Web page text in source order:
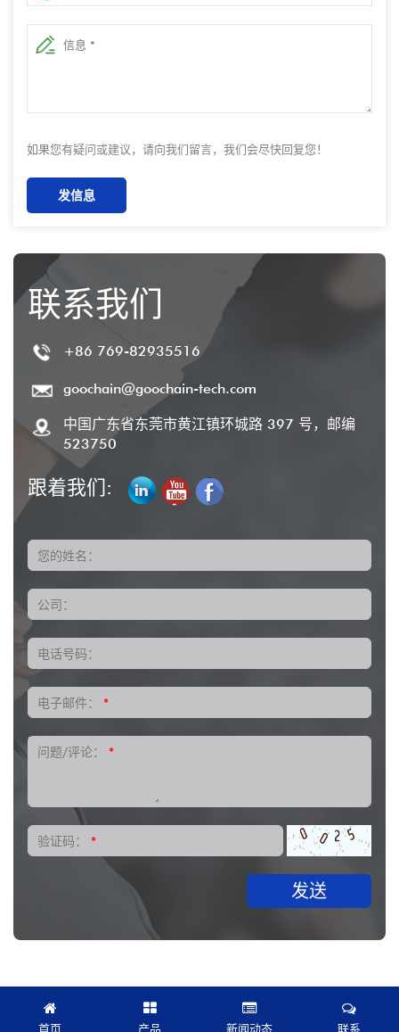
如果您有疑问或建议，请向我们留言，我们会尽快回复您！
发信息
联系我们
+86 769-82935516
goochain@goochain-tech.com
中国广东省东莞市黄江镇环城路 397 号，邮编
523750
跟着我们:
您的姓名：
公司：
电话号码：
电子邮件： *
问题/评论： *
验证码： *
发送
首页 产品 新闻动态 联系